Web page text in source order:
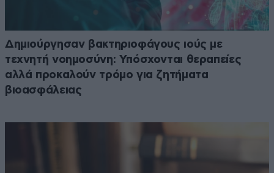
Δημιούργησαν βακτηριοφάγους ιούς με
τεχνητή νοημοσύνη: Υπόσχονται θεραπείες
αλλά προκαλούν τρόμο για ζητήματα
βιοασφάλειας